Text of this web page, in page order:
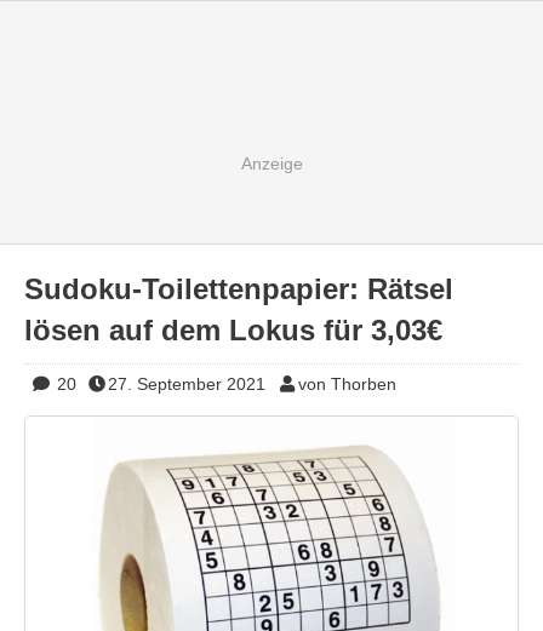
Sudoku-Toilettenpapier: Rätsel
lösen auf dem Lokus für 3,03€
20 27. September 2021 von Thorben